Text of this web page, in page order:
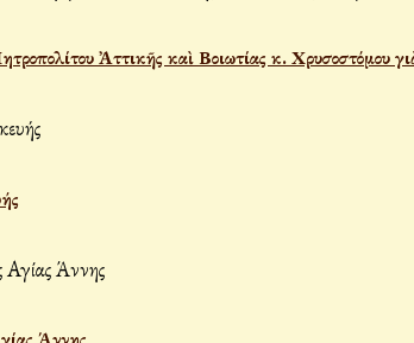
Ἀττικῆς καὶ Βοιωτίας κ. Χρυσοστόμου